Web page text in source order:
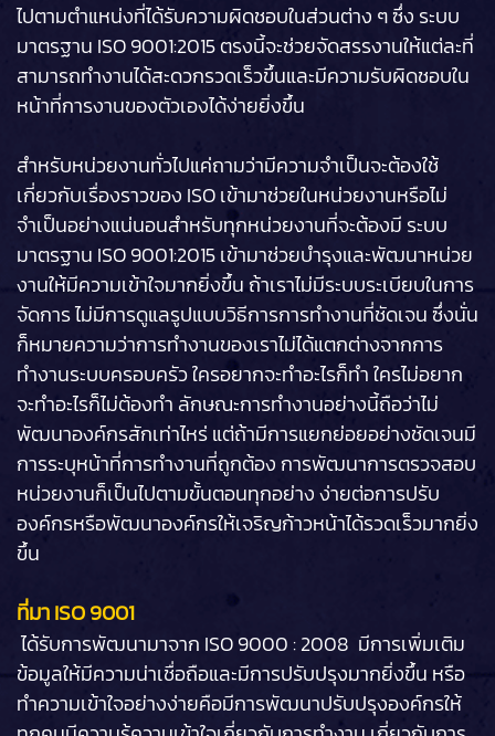
ไปตามตำแหน่งที่ได้รับความผิดชอบในส่วนต่าง ๆ ซึ่ง ระบบ
มาตรฐาน ISO 9001:2015 ตรงนี้จะช่วยจัดสรรงานให้แต่ละที่
สามารถทำงานได้สะดวกรวดเร็วขึ้นและมีความรับผิดชอบใน
หน้าที่การงานของตัวเองได้ง่ายยิ่งขึ้น
สำหรับหน่วยงานทั่วไปแค่ถามว่ามีความจำเป็นจะต้องใช้
เกี่ยวกับเรื่องราวของ ISO เข้ามาช่วยในหน่วยงานหรือไม่
จำเป็นอย่างแน่นอนสำหรับทุกหน่วยงานที่จะต้องมี ระบบ
มาตรฐาน ISO 9001:2015 เข้ามาช่วยบำรุงและพัฒนาหน่วย
งานให้มีความเข้าใจมากยิ่งขึ้น ถ้าเราไม่มีระบบระเบียบในการ
จัดการ ไม่มีการดูแลรูปแบบวิธีการการทำงานที่ชัดเจน ซึ่งนั่น
ก็หมายความว่าการทำงานของเราไม่ได้แตกต่างจากการ
ทำงานระบบครอบครัว ใครอยากจะทำอะไรก็ทำ ใครไม่อยาก
จะทำอะไรก็ไม่ต้องทำ ลักษณะการทำงานอย่างนี้ถือว่าไม่
พัฒนาองค์กรสักเท่าไหร่ แต่ถ้ามีการแยกย่อยอย่างชัดเจนมี
การระบุหน้าที่การทำงานที่ถูกต้อง การพัฒนาการตรวจสอบ
หน่วยงานก็เป็นไปตามขั้นตอนทุกอย่าง ง่ายต่อการปรับ
องค์กรหรือพัฒนาองค์กรให้เจริญก้าวหน้าได้รวดเร็วมากยิ่ง
ขึ้น
ที่มา ISO 9001
ได้รับการพัฒนามาจาก ISO 9000 : 2008 มีการเพิ่มเติม
ข้อมูลให้มีความน่าเชื่อถือและมีการปรับปรุงมากยิ่งขึ้น หรือ
ทำความเข้าใจอย่างง่ายคือมีการพัฒนาปรับปรุงองค์กรให้